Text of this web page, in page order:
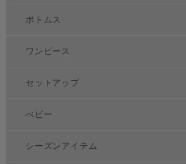
ボトムス
ワンピース
セットアップ
べビー
シーズンアイテム